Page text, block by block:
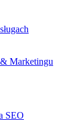
& Marketingu
SEO